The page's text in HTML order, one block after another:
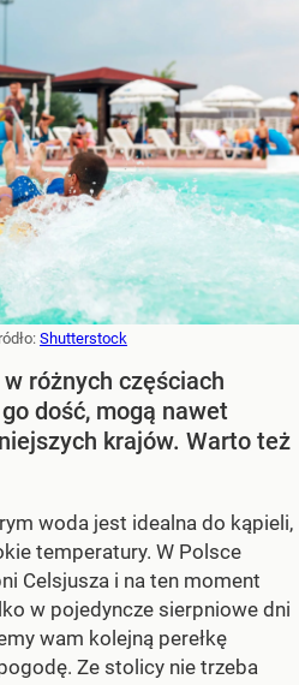
Shutterstock
różnych częściach
dość, mogą nawet
krajów. Warto też
woda jest idealna do kąpieli,
temperatury. W Polsce
Celsjusza i na ten moment
w pojedyncze sierpniowe dni
wam kolejną perełkę
Ze stolicy nie trzeba